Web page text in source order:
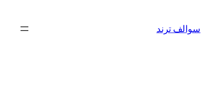
المحتوى
سوالف ترند